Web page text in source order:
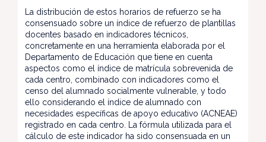
La distribución de estos horarios de refuerzo se ha
consensuado sobre un índice de refuerzo de plantillas
docentes basado en indicadores técnicos,
concretamente en una herramienta elaborada por el
Departamento de Educación que tiene en cuenta
aspectos como el índice de matrícula sobrevenida de
cada centro, combinado con indicadores como el
censo del alumnado socialmente vulnerable, y todo
ello considerando el índice de alumnado con
necesidades específicas de apoyo educativo (ACNEAE)
registrado en cada centro. La fórmula utilizada para el
cálculo de este indicador ha sido consensuada en un